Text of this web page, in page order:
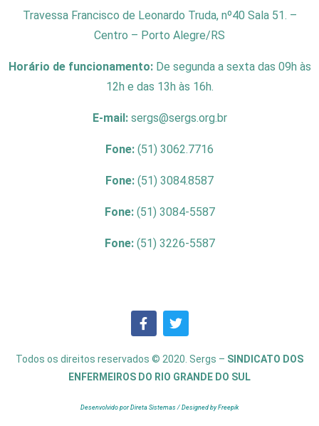
Travessa Francisco de Leonardo Truda, nº40 Sala 51. –
Centro – Porto Alegre/RS
Horário de funcionamento: De segunda a sexta das 09h às
12h e das 13h às 16h.
E-mail: sergs@sergs.org.br
Fone: (51) 3062.7716
Fone: (51) 3084.8587
Fone: (51) 3084-5587
Fone: (51) 3226-5587
Todos os direitos reservados © 2020. Sergs – SINDICATO DOS
ENFERMEIROS DO RIO GRANDE DO SUL
Desenvolvido por Direta Sistemas / Designed by Freepik